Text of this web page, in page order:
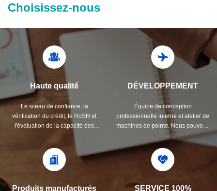
Choisissez-nous
Haute qualité
Le sceau de confiance, la
vérification du crédit, le RoSH et
l'évaluation de la capacité des
strict et d'un laboratoire de test
professionnel.
DÉVELOPPEMENT
Équipe de conception
professionnelle interne et atelier de
machines de pointe. Nous pouvons
coopérer pour développer les
produits dont vous avez besoin.
Produits manufacturés SERVICE 100%